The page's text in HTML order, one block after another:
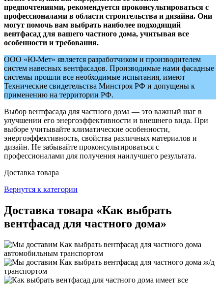
предпочтениями, рекомендуется проконсультироваться с
профессионалами в области строительства и дизайна. Они
могут помочь вам выбрать наиболее подходящий
вентфасад для вашего частного дома, учитывая все
особенности и требования.
ООО «Ю-Мет» является разработчиком и производителем
систем навесных вентфасадов. Производимые нами фасадные
системы прошли все необходимые испытания, имеют
Технические свидетельства Минстроя РФ и допущены к
применению на территории РФ.
Выбор вентфасада для частного дома — это важный шаг в
улучшении его энергоэффективности и внешнего вида. При
выборе учитывайте климатические особенности,
энергоэффективность, свойства различных материалов и
дизайн. Не забывайте проконсультироваться с
профессионалами для получения наилучшего результата.
Доставка товара
Вернутся к категории
Доставка товара «Как выбрать
вентфасад для частного дома»